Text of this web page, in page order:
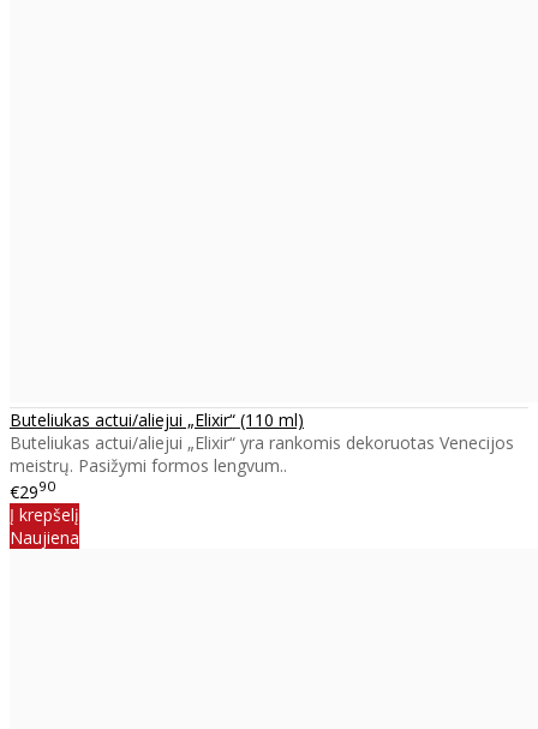
Buteliukas actui/aliejui „Elixir“ (110 ml)
Buteliukas actui/aliejui „Elixir“ yra rankomis dekoruotas Venecijos
meistrų. Pasižymi formos lengvum..
€2990
Į krepšelį
Naujiena